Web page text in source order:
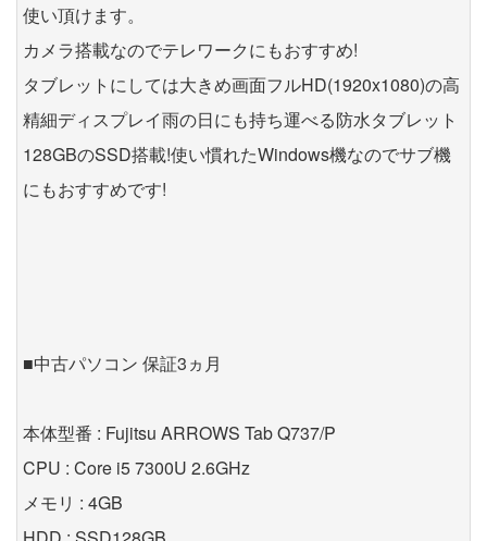
使い頂けます。
カメラ搭載なのでテレワークにもおすすめ!
タブレットにしては大きめ画面フルHD(1920x1080)の高
精細ディスプレイ雨の日にも持ち運べる防水タブレット
128GBのSSD搭載!使い慣れたWindows機なのでサブ機
にもおすすめです!
■中古パソコン 保証3ヵ月
本体型番 : Fujitsu ARROWS Tab Q737/P
CPU : Core i5 7300U 2.6GHz
メモリ : 4GB